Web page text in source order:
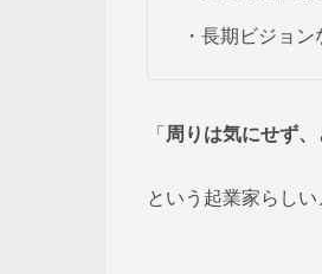
・長期ビジョン
「周りは気にせず
という起業家らしい